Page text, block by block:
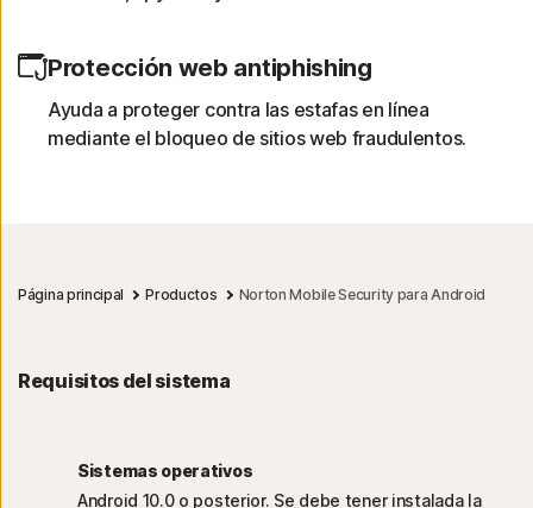
Protección web antiphishing
Ayuda a proteger contra las estafas en línea
mediante el bloqueo de sitios web fraudulentos.
Página principal Productos Norton Mobile Security para Android
Requisitos del sistema
Sistemas operativos
Android 10.0 o posterior. Se debe tener instalada la